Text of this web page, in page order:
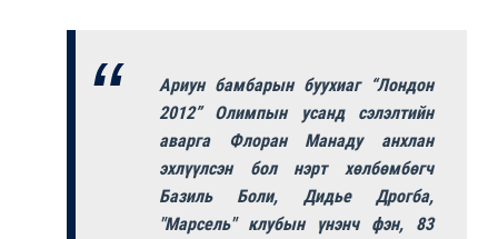
Ариун бамбарын буухиаг “Лондон
2012” Олимпын усанд сэлэлтийн
аварга Флоран Манаду анхлан
эхлүүлсэн бол нэрт хөлбөмбөгч
Базиль Боли, Дидье Дрогба,
"Марсель" клубын үнэнч фэн, 83